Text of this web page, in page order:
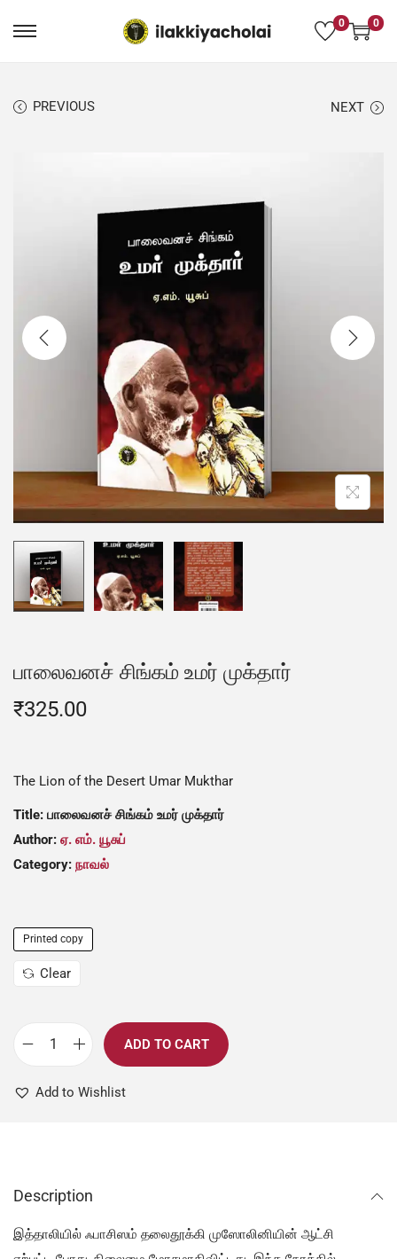
0 0
PREVIOUS NEXT
பாலைவனச் சிங்கம் உமர் முக்தார்
₹325.00
The Lion of the Desert Umar Mukthar
Title: பாலைவனச் சிங்கம் உமர் முக்தார்
Author: ஏ. எம். யூசுப்
Category: நாவல்
Printed copy
Clear
ADD TO CART
Add to Wishlist
Description
இத்தாலியில் ஃபாசிஸம் தலைதூக்கி முஸோலினியின் ஆட்சி